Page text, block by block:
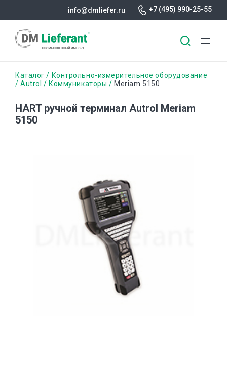
содержанию
info@dmliefer.ru +7 (495) 990-25-55
Строка
Каталог
Контрольно-измерительное оборудование
Autrol
Коммуникаторы Meriam 5150
HART ручной терминал Autrol Meriam
5150